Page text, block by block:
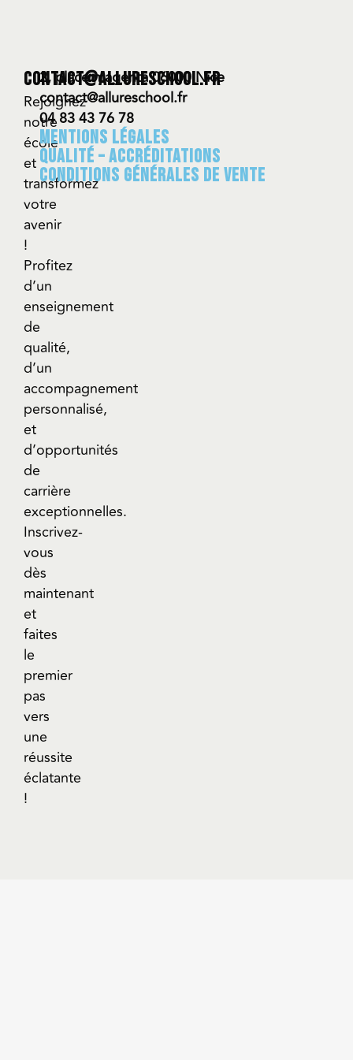
contact@allureschool.fr
Rejoignez
notre
école
et
transformez
votre
avenir
!
Profitez
d’un
enseignement
de
qualité,
d’un
accompagnement
personnalisé,
et
d’opportunités
de
carrière
exceptionnelles.
Inscrivez-
vous
dès
maintenant
et
faites
le
premier
pas
vers
une
réussite
éclatante
!
2, place magenta 06000 Nice
contact@allureschool.fr
04 83 43 76 78
Mentions légales
QUALITÉ – ACCRÉDITATIONS
CONDITIONS GÉNÉRALES DE VENTE